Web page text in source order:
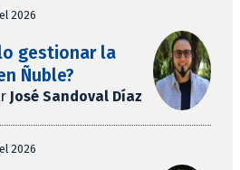
2026
gestionar la
Ñuble?
José Sandoval Díaz
2026